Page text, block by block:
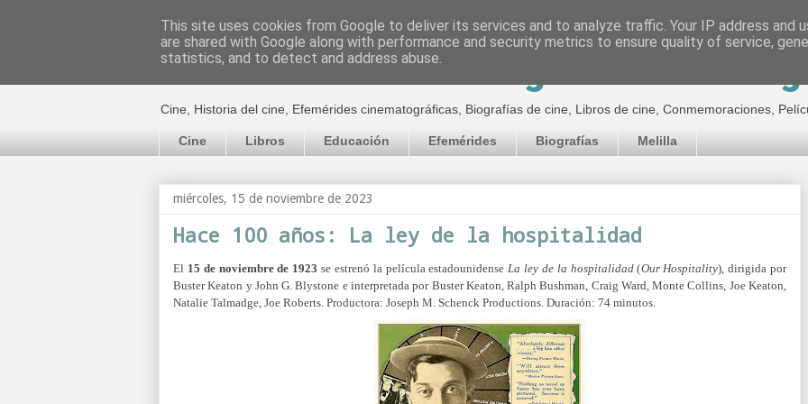
El cultural cinematográfico de Jorge
Cine, Historia del cine, Efemérides cinematográficas, Biografías de cine, Libros de cine, Conmemoraciones,
Cine Libros Educación Efemérides Biografías Melilla
miércoles, 15 de noviembre de 2023
Hace 100 años: La ley de la hospitalidad
El 15 de noviembre de 1923 se estrenó la película estadounidense La ley de la hospitalidad(Our Hospitality), dirigida por
Buster Keaton y John G. Blystone e interpretada por Buster Keaton, Ralph Bushman, Craig Ward, Monte Collins, Joe Keaton,
Natalie Talmadge, Joe Roberts. Productora: Joseph M. Schenck Productions. Duración: 74 minutos.
This site uses cookies from Google to deliver its services and to analyze traffic. Your IP address and
are shared with Google along with performance and security metrics to ensure quality of service,
statistics, and to detect and address abuse.